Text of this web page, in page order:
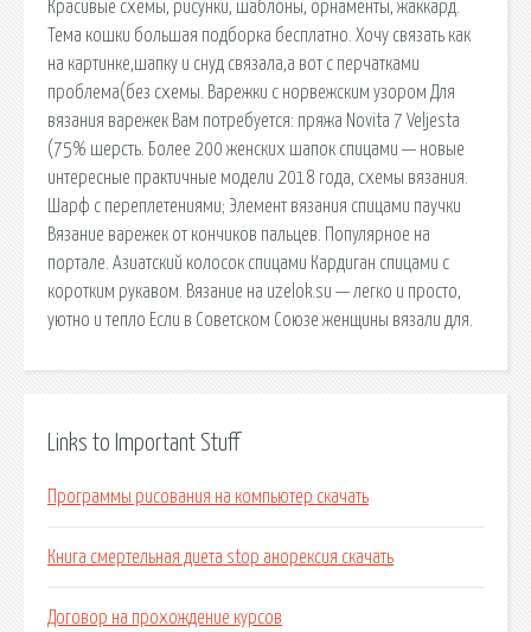
Красивые схемы, рисунки, шаблоны, орнаменты, жаккард.
Тема кошки большая подборка бесплатно. Хочу связать как
на картинке,шапку и снуд связала,а вот с перчатками
проблема(без схемы. Варежки с норвежским узором Для
вязания варежек Вам потребуется: пряжа Novita 7 Veljesta
(75% шерсть. Более 200 женских шапок спицами — новые
интересные практичные модели 2018 года, схемы вязания.
Шарф с переплетениями; Элемент вязания спицами паучки
Вязание варежек от кончиков пальцев. Популярное на
портале. Азиатский колосок спицами Кардиган спицами с
коротким рукавом. Вязание на uzelok.su — легко и просто,
уютно и тепло Если в Советском Союзе женщины вязали для.
Links to Important Stuff
Программы рисования на компьютер скачать
Книга смертельная диета stop анорексия скачать
Договор на прохождение курсов